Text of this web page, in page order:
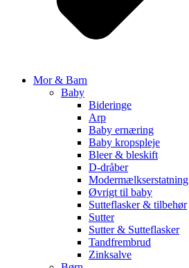
Mor & Barn
Baby
Bideringe
Arp
Baby ernæring
Baby kropspleje
Bleer & bleskift
D-dråber
Modermælkserstatning
Øvrigt til baby
Sutteflasker & tilbehør
Sutter
Sutter & Sutteflasker
Tandfrembrud
Zinksalve